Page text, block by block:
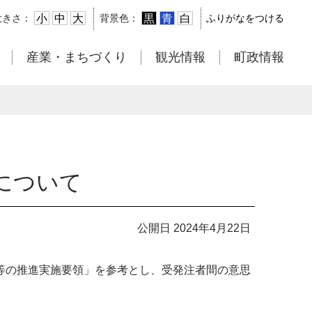
さ： 小 中 大 背景色： 黒 青 白 ふりがなをつける
産業・まちづくり 観光情報 町政情報
ついて
公開日 2024年4月22日
推進実施要領」を参考とし、受発注者間の意思